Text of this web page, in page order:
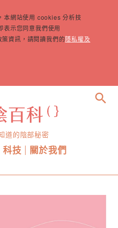
本網站使用 cookies 分析技
表示您同意我們使用
資訊，請閱讀我們的隱私權及
道的陰部秘密
科技 關於我們
search